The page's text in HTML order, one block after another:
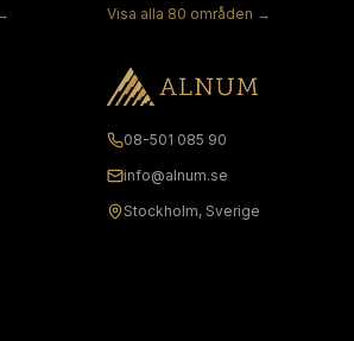
Visa alla 80 områden →
08-501 085 90
info@alnum.se
Stockholm, Sverige